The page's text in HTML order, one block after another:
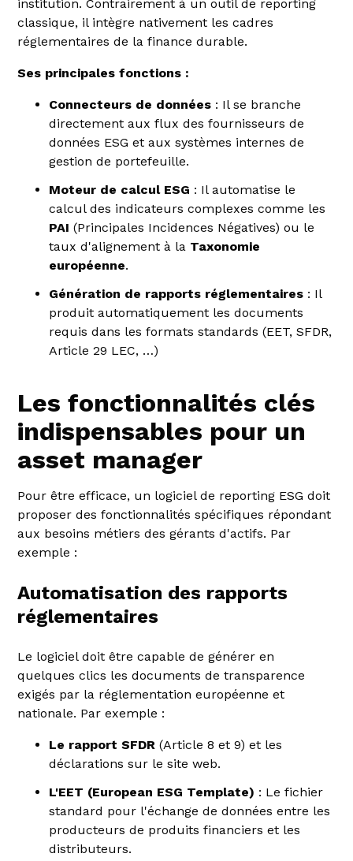
institution. Contrairement à un outil de reporting
classique, il intègre nativement les cadres
réglementaires de la finance durable.
Ses principales fonctions :
Connecteurs de données : Il se branche
directement aux flux des fournisseurs de
données ESG et aux systèmes internes de
gestion de portefeuille.
Moteur de calcul ESG : Il automatise le
calcul des indicateurs complexes comme les
PAI (Principales Incidences Négatives) ou le
taux d'alignement à la Taxonomie
européenne.
Génération de rapports réglementaires : Il
produit automatiquement les documents
requis dans les formats standards (EET, SFDR,
Article 29 LEC, …)
Les fonctionnalités clés
indispensables pour un
asset manager
Pour être efficace, un logiciel de reporting ESG doit
proposer des fonctionnalités spécifiques répondant
aux besoins métiers des gérants d'actifs. Par
exemple :
Automatisation des rapports
réglementaires
Le logiciel doit être capable de générer en
quelques clics les documents de transparence
exigés par la réglementation européenne et
nationale. Par exemple :
Le rapport SFDR (Article 8 et 9) et les
déclarations sur le site web.
L'EET (European ESG Template) : Le fichier
standard pour l'échange de données entre les
producteurs de produits financiers et les
distributeurs.